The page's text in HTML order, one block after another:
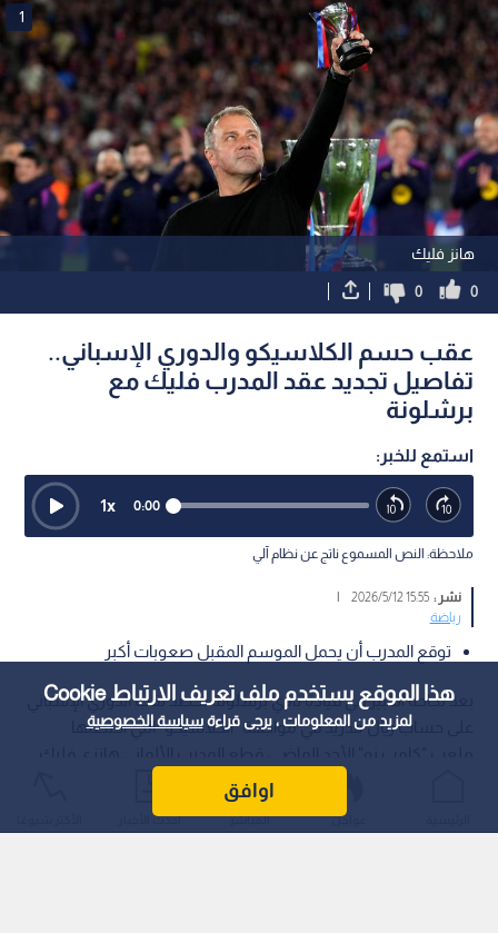
هذا الموقع يستخدم ملف تعريف الارتباط Cookie
لمزيد من المعلومات ، يرجى قراءةسياسة الخصوصية
اوافق
هانز فليك
1
0
0
عقب حسم الكلاسيكو والدوري الإسباني..
تفاصيل تجديد عقد المدرب فليك مع
برشلونة
استمع للخبر:
0:00
1x
ملاحظة: النص المسموع ناتج عن نظام آلي
نشر :15:55 2026/5/12
|
رياضة
توقع المدرب أن يحمل الموسم المقبل صعوبات أكبر
بعد نجاحه الكبير في قيادة نادي برشلونة لحصد لقب الدوري الإسباني
على حساب ريال مدريد في مواجهة "الكلاسيكو" التي احتضنها
خطوة جديدة في مشروعه الرياضي مع الفريق الكتالوني.
عواجل المباشر أحدث الأخبار